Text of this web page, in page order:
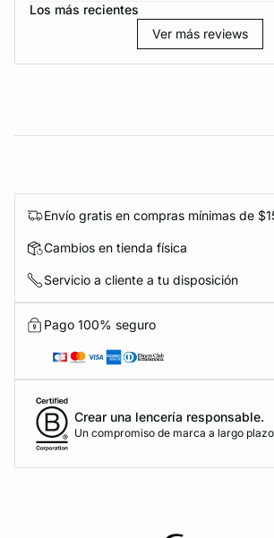
Los más recientes
Ver más reviews
Envío gratis en compras mínimas de
Cambios en tienda física
Servicio a cliente a tu disposición
Pago 100% seguro
Crear una lencería responsable.
Un compromiso de marca a largo